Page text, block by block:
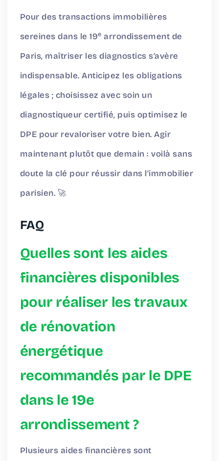
Pour des transactions immobilières
sereines dans le 19e arrondissement de
Paris, maîtriser les diagnostics s’avère
indispensable. Anticipez les obligations
légales ; choisissez avec soin un
diagnostiqueur certifié, puis optimisez le
DPE pour revaloriser votre bien. Agir
maintenant plutôt que demain : voilà sans
doute la clé pour réussir dans l’immobilier
parisien. 🚀
FAQ
Quelles sont les aides
financières disponibles
pour réaliser les travaux
de rénovation
énergétique
recommandés par le DPE
dans le 19e
arrondissement ?
Plusieurs aides financières sont